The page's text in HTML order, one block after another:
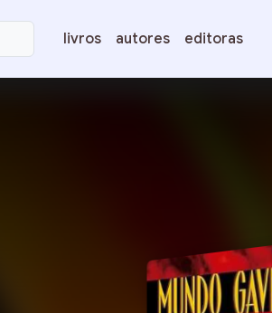
livros autores editoras